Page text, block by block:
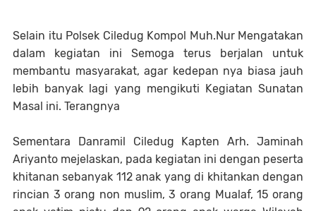
Selain itu Polsek Ciledug Kompol Muh.Nur Mengatakan
dalam kegiatan ini Semoga terus berjalan untuk
membantu masyarakat, agar kedepan nya biasa jauh
lebih banyak lagi yang mengikuti Kegiatan Sunatan
Masal ini. Terangnya
Sementara Danramil Ciledug Kapten Arh. Jaminah
Ariyanto mejelaskan, pada kegiatan ini dengan peserta
khitanan sebanyak 112 anak yang di khitankan dengan
rincian 3 orang non muslim, 3 orang Mualaf, 15 orang